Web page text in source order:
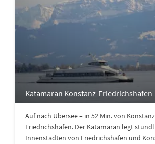
Katamaran Konstanz-Friedrichshafen
Auf nach Übersee – in 52 Min. von
Friedrichshafen. Der Katamaran legt
Innenstädten von Friedrichshafen und